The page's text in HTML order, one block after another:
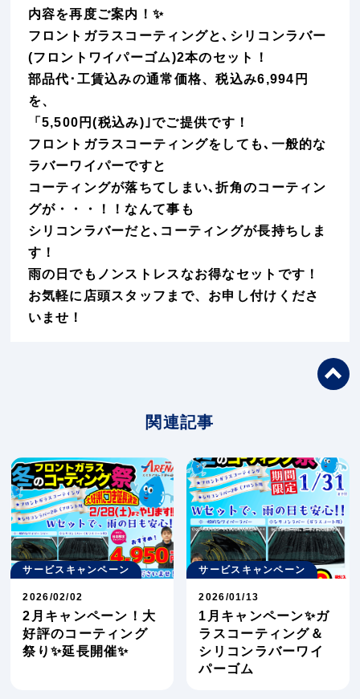
内容を再度ご案内！✨
フロントガラスコーティングと､シリコンラバー
(フロントワイパーゴム)2本のセット！
部品代･工賃込みの通常価格、税込み6,994円
を、
「5,500円(税込み)｣でご提供です！
フロントガラスコーティングをしても､一般的な
ラバーワイパーですと
コーティングが落ちてしまい､折角のコーティン
グが・・・！！なんて事も
シリコンラバーだと､コーティングが長持ちしま
す！
雨の日でもノンストレスなお得なセットです！
お気軽に店頭スタッフまで、お申し付けくださ
いませ！
関連記事
サービスキャンペーン
2026/02/02
2月キャンペーン！大
好評のコーティング
祭り✨延長開催✨
サービスキャンペーン
2026/01/13
1月キャンペーン✨ガ
ラスコーティング＆
シリコンラバーワイ
パーゴム